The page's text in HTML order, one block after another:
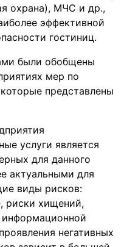
охрана), МЧС и др.,
эффективной
гостиниц.
были обобщены
мер по
представлены
услуги является
для данного
актуальными для
виды рисков:
риски хищений,
негативных